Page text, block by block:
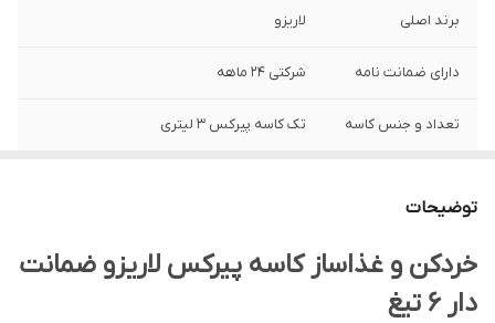
برند اصلی لاریزو
دارای ضمانت نامه شرکتی ۲۴ ماهه
تعداد و جنس کاسه تک کاسه پیرکس ۳ لیتری
قیمت و سفارش
عمده و تعداد
توضیحات
خردکن و غذاساز کاسه پیرکس لاریزو ضمانت
دار ۶ تیغ